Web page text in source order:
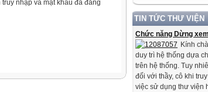
TIN TỨC THƯ VIỆN
Chức năng Dừng
Kính
duy trì hệ thống dựa
trên hệ thống. Tuy
đối với thầy, cô khi
việc sử dụng thư viện
nhập và mật khẩu đã đăng